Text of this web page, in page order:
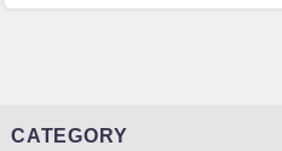
CATEGORY